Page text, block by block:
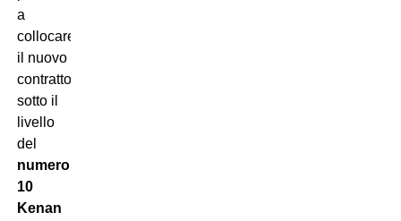
a
collocare
il nuovo
contratto
sotto il
livello
del
numero
10
Kenan